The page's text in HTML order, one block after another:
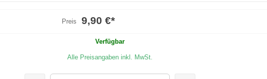
Preis 9,90 €*
Verfügbar
Alle Preisangaben inkl. MwSt.